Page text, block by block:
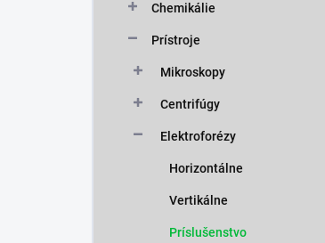
Chemikálie
Prístroje
Mikroskopy
Centrifúgy
Elektroforézy
Horizontálne
Vertikálne
Príslušenstvo